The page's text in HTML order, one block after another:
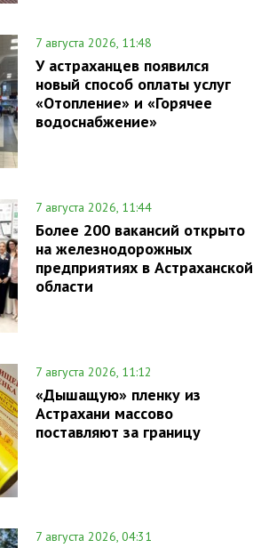
7 августа 2026, 11:48
У астраханцев появился
новый способ оплаты услуг
«Отопление» и «Горячее
водоснабжение»
7 августа 2026, 11:44
Более 200 вакансий открыто
на железнодорожных
предприятиях в Астраханской
области
7 августа 2026, 11:12
«Дышащую» пленку из
Астрахани массово
поставляют за границу
7 августа 2026, 04:31